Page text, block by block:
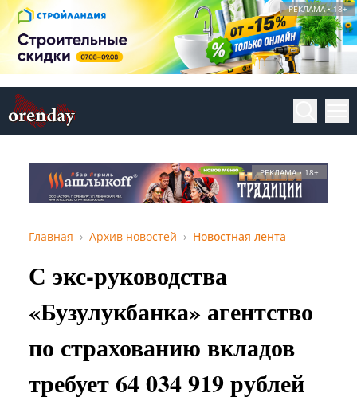
РЕКЛАМА • 18+
РЕКЛАМА • 18+
Главная Архив новостей Новостная лента
С экс-руководства
«Бузулукбанка» агентство
по страхованию вкладов
требует 64 034 919 рублей